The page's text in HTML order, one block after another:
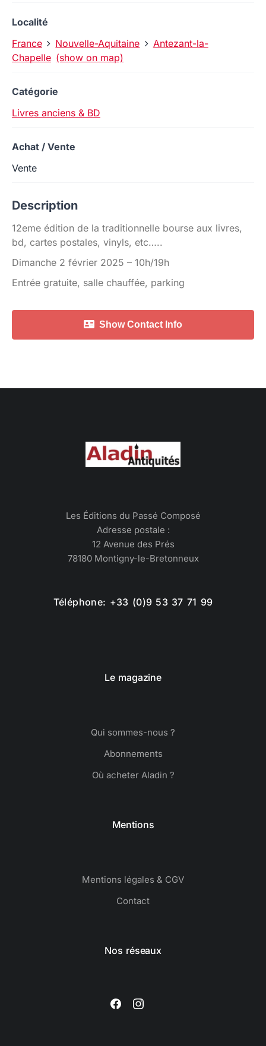
Localité
France
Nouvelle-Aquitaine
Antezant-la-
Chapelle (show on map)
Catégorie
Livres anciens & BD
Achat / Vente
Vente
Description
12eme édition de la traditionnelle bourse aux livres,
bd, cartes postales, vinyls, etc…..
Dimanche 2 février 2025 – 10h/19h
Entrée gratuite, salle chauffée, parking
Show Contact Info
Les Éditions du Passé Composé
Adresse postale :
12 Avenue des Prés
78180 Montigny-le-Bretonneux
Téléphone: +33 (0)9 53 37 71 99
Le magazine
Qui sommes-nous ?
Abonnements
Où acheter Aladin ?
Mentions
Mentions légales & CGV
Contact
Nos réseaux